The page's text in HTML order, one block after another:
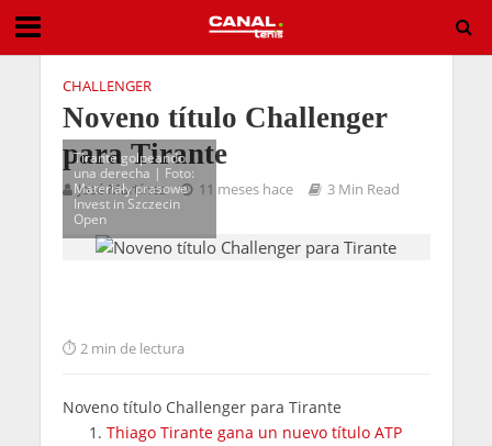
CHALLENGER
Noveno título Challenger
para Tirante
José Martínez 11 meses hace 3 Min Read
Tirante golpeando
una derecha | Foto:
Materiały prasowe
Invest in Szczecin
Open
2 min de lectura
Noveno título Challenger para Tirante
Thiago Tirante gana un nuevo título ATP